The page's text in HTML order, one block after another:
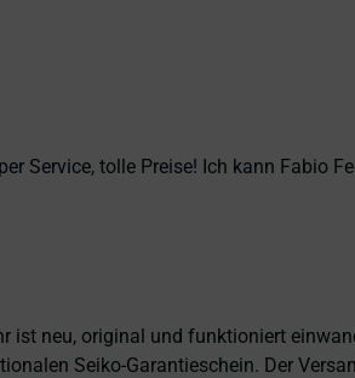
Service, tolle Preise! Ich kann Fabio
ist neu, original und funktioniert
Seiko-Garantieschein. Der